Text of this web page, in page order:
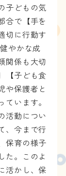
子どもの気
合で【手を
切に行動す
やかな成
関係も大切
【子ども食
や保護者と
います。
活動につい
、今まで行
保育の様子
た。このよ
活かし、保